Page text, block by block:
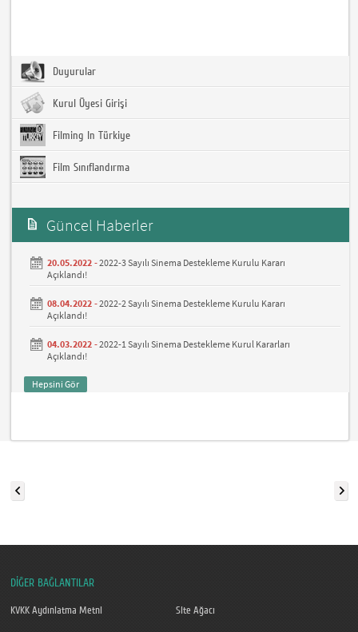
Duyurular
Kurul Üyesi Girişi
Filming In Türkiye
Film Sınıflandırma
Güncel Haberler
20.05.2022 -2022-3 Sayılı Sinema Destekleme Kurulu Kararı
Açıklandı!
08.04.2022 -2022-2 Sayılı Sinema Destekleme Kurulu Kararı
Açıklandı!
04.03.2022 -2022-1 Sayılı Sinema Destekleme Kurul Kararları
Açıklandı!
Hepsini Gör
DİĞER BAĞLANTILAR
KVKK Aydınlatma Metni Site Ağacı